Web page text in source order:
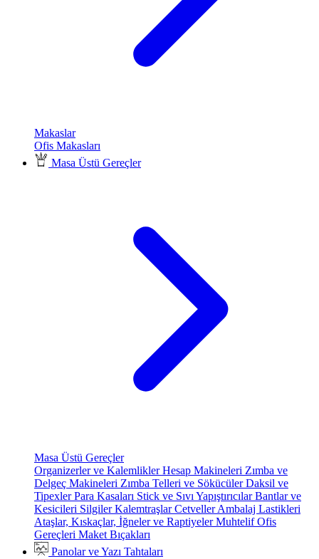
Makaslar
Ofis Makasları
Masa Üstü Gereçler
Masa Üstü Gereçler
Organizerler ve KalemliklerHesap Makineleri Zımba ve
Delgeç Makineleri Zımba Telleri ve SökücülerDaksil ve
TipexlerPara Kasaları Stick ve Sıvı YapıştırıcılarBantlar ve
Kesicileri SilgilerKalemtraşlarCetvellerAmbalaj Lastikleri
Ataşlar, Kıskaçlar, İğneler ve RaptiyelerMuhtelif Ofis
Gereçleri Maket Bıçakları
Panolar ve Yazı Tahtaları